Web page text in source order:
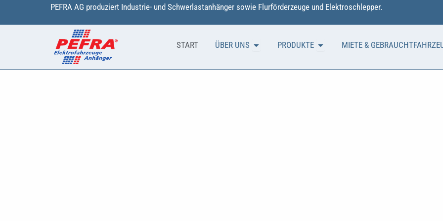
PEFRA AG produziert Industrie- und Schwerlastanhänger sowie Flurförderzeuge und Elektroschlepper.
START ÜBER UNS Öffne ÜBER UNS
PRODUKTE Öffne PRODUKTE
MIETE &